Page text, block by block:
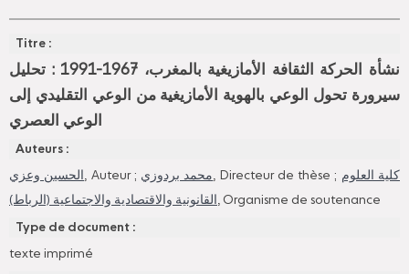
Titre :
نشأة الحركة الثقافة الأمازيغية بالمغرب، 1967-1991 : تحليل
سيرورة تحول الوعي بالهوية الأمازيغية من الوعي التقليدي إلى
الوعي العصري
Auteurs :
الحسين وعزي , Auteur ; محمد بردوزي, Directeur de thèse ; كلية العلوم
القانونية والاقتصادية والاجتماعية (الرباط) , Organisme de soutenance
Type de document :
texte imprimé